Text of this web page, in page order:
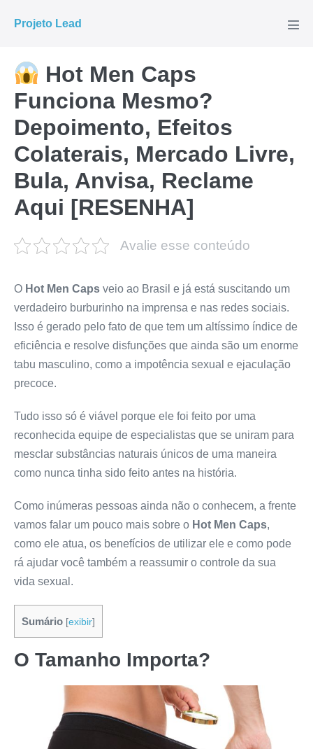
para
conteúdo
Projeto Lead
Hot Men Caps
Funciona Mesmo?
Depoimento, Efeitos
Colaterais, Mercado Livre,
Bula, Anvisa, Reclame
Aqui [RESENHA]
Avalie esse conteúdo
O Hot Men Caps veio ao Brasil e já está suscitando um
verdadeiro burburinho na imprensa e nas redes sociais.
Isso é gerado pelo fato de que tem um altíssimo índice de
eficiência e resolve disfunções que ainda são um enorme
tabu masculino, como a impotência sexual e ejaculação
precoce.
Tudo isso só é viável porque ele foi feito por uma
reconhecida equipe de especialistas que se uniram para
mesclar substâncias naturais únicos de uma maneira
como nunca tinha sido feito antes na história.
Como inúmeras pessoas ainda não o conhecem, a frente
vamos falar um pouco mais sobre o Hot Men Caps,
como ele atua, os benefícios de utilizar ele e como pode
rá ajudar você também a reassumir o controle da sua
vida sexual.
Sumário [exibir]
O Tamanho Importa?